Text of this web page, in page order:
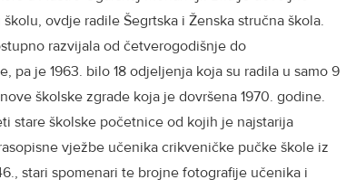
ovdje radile Šegrtska i Ženska stručna škola.
razvijala od četverogodišnje do
pa je 1963. bilo 18 odjeljenja koja su radila u samo 9
školske zgrade koja je dovršena 1970. godine.
stare školske početnice od kojih je najstarija
vježbe učenika crikveničke pučke škole iz
stari spomenari te brojne fotografije učenika i